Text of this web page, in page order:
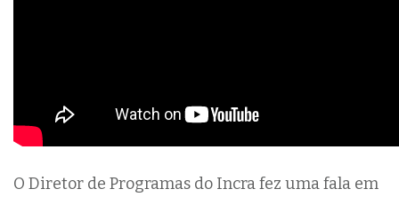
O Diretor de Programas do Incra fez uma fala em